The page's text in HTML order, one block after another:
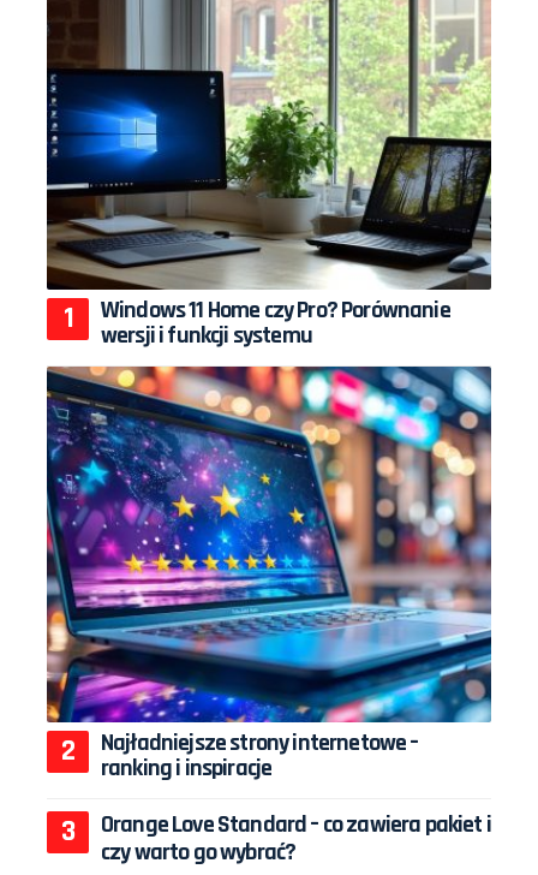
Windows 11 Home czy Pro? Porównanie
wersji i funkcji systemu
Najładniejsze strony internetowe –
ranking i inspiracje
Orange Love Standard – co zawiera pakiet i
czy warto go wybrać?